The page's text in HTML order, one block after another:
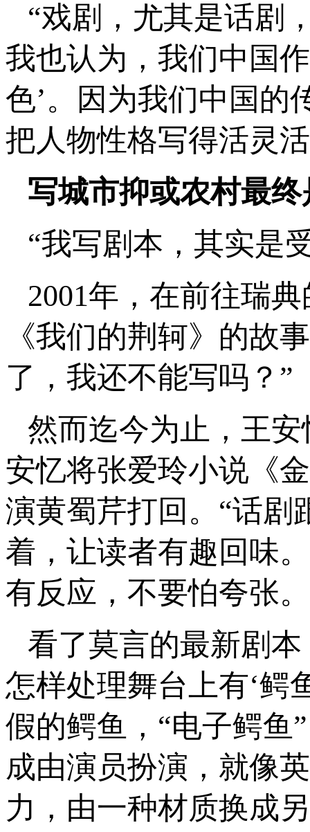
“戏剧，尤其是话剧
我也认为，我们中国
色’。因为我们中国的
把人物性格写得活灵
写城市抑或农村最
“我写剧本，其实是
2001年，在前往瑞
《我们的荆轲》的故
了，我还不能写吗？”
然而迄今为止，王
安忆将张爱玲小说《
演黄蜀芹打回。“话剧
着，让读者有趣回味
有反应，不要怕夸张
看了莫言的最新剧
怎样处理舞台上有‘鳄
假的鳄鱼，“电子鳄鱼
成由演员扮演，就像
力，由一种材质换成